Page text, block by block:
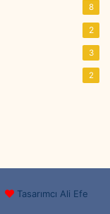
8
2
3
2
Tasarımcı Ali Efe